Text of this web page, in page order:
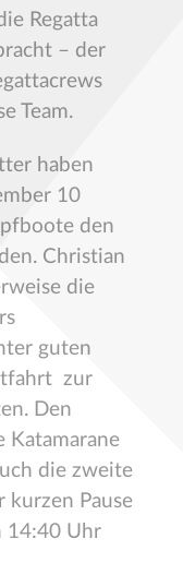
Regatta
– der
Team.
haben
10
den
Christian
die
guten
zur
Den
Katamarane
die zweite
Pause
14:40 Uhr